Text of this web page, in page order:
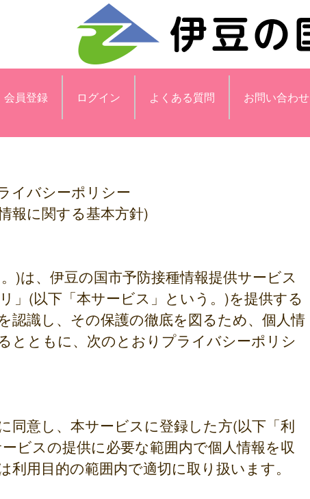
会員登録 ログイン よくある質問 お問い合わせ
イバシーポリシー
報に関する基本方針)
)は、伊豆の国市予防接種情報提供サービス
」(以下「本サービス」という。)を提供する
認識し、その保護の徹底を図るため、個人情
とともに、次のとおりプライバシーポリシ
同意し、本サービスに登録した方(以下「利
ビスの提供に必要な範囲内で個人情報を収
用目的の範囲内で適切に取り扱います。